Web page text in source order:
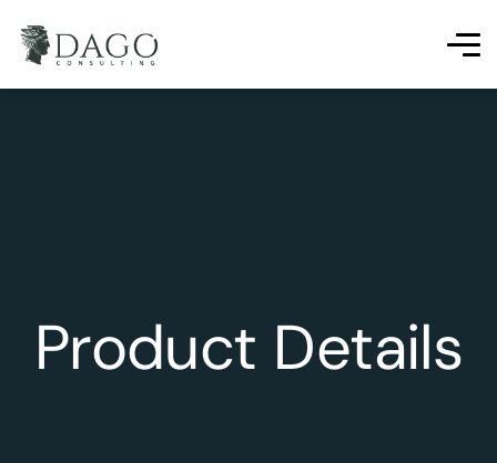
Product Details